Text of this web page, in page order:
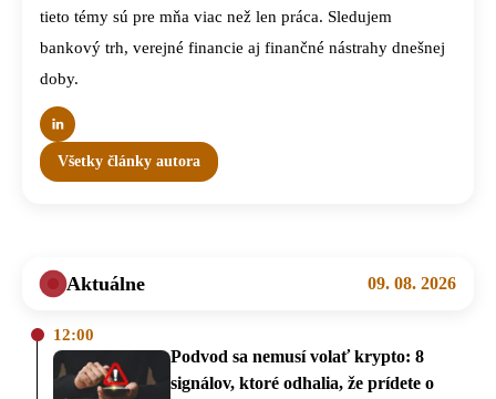
tieto témy sú pre mňa viac než len práca. Sledujem
bankový trh, verejné financie aj finančné nástrahy dnešnej
doby.
Všetky články autora
Aktuálne 09. 08. 2026
12:00
Podvod sa nemusí volať krypto: 8
signálov, ktoré odhalia, že prídete o